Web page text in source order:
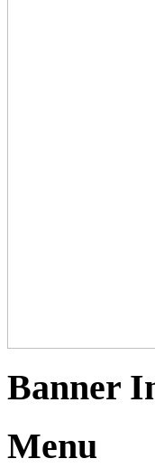
Banner
Menu